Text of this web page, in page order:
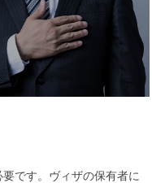
です。ヴィザの保有者に